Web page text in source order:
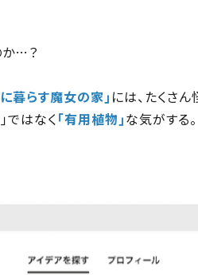
…？
暮らす魔女の家｣ には、たくさ
ではなく｢有用植物｣な気がする。